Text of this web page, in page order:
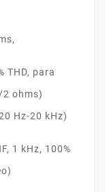
THD, para
ohms)
Hz-20 kHz)
1 kHz, 100%